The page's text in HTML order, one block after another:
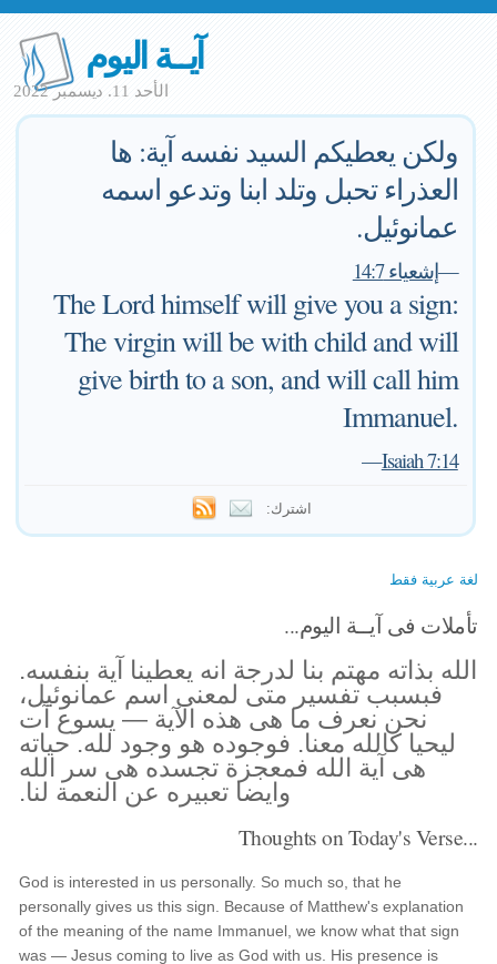
آيــة اليوم
الأحد 11. ديسمبر 2022
ولكن يعطيكم السيد نفسه آية: ها
العذراء تحبل وتلد ابنا وتدعو اسمه
عمانوئيل.
—إشعياء 14:7
The Lord himself will give you a sign:
The virgin will be with child and will
give birth to a son, and will call him
Immanuel.
—Isaiah 7:14
اشترك:
لغة عربية فقط
تأملات فى آيــة اليوم...
الله بذاته مهتم بنا لدرجة انه يعطينا آية بنفسه.
فبسبب تفسير متى لمعنى اسم عمانوئيل،
نحن نعرف ما هى هذه الآية — يسوع آت
ليحيا كالله معنا. فوجوده هو وجود لله. حياته
هى آية الله فمعجزة تجسده هى سر الله
وايضا تعبيره عن النعمة لنا.
Thoughts on Today's Verse...
God is interested in us personally. So much so, that he
personally gives us this sign. Because of Matthew's explanation
of the meaning of the name Immanuel, we know what that sign
was — Jesus coming to live as God with us. His presence is